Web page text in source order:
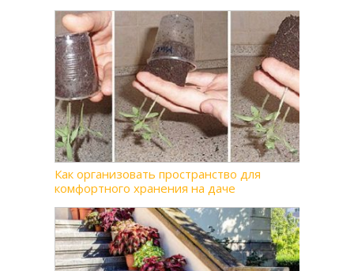
Как организовать пространство для
комфортного хранения на даче